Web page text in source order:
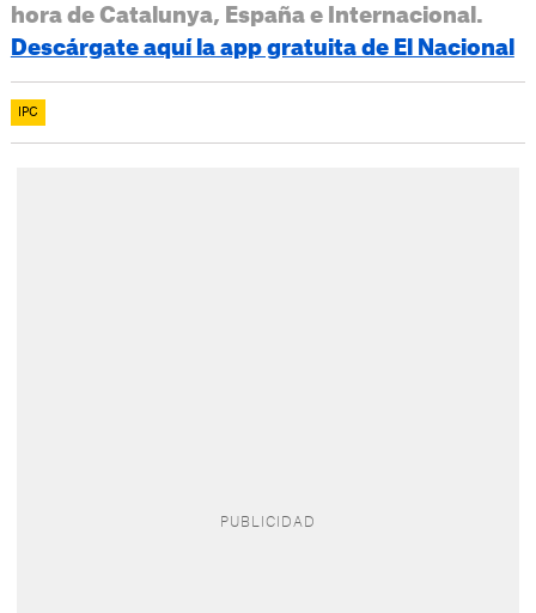
hora de Catalunya, España e Internacional.
Descárgate aquí la app gratuita de El Nacional
IPC